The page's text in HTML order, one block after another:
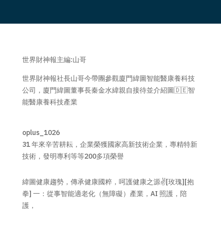
世界財神報主編:山哥
世界財神報社長山哥今帶團參觀廈門緯圖智能醫康養科技
公司，廈門緯圖董事長秦金水緯親自接待並介紹圖🇩🇪智
能醫康養科技產業
oplus_1026
31 年來辛苦耕耘，企業榮獲國家高新技術企業，專精特新
技術，發明專利等等200多項榮譽
緯圖健康趨勢，傳承健康國粹，呵護健康之源✌️[玫瑰][抱
拳] 一：從事智能適老化（無障礙）產業，AI 照護，陪
護，